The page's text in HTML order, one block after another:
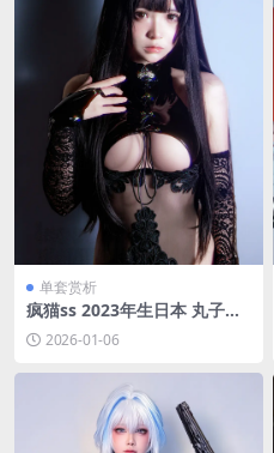
单套赏析
疯猫ss 2023年生日本 丸子头
旗袍[40P-612M]
2026-01-06